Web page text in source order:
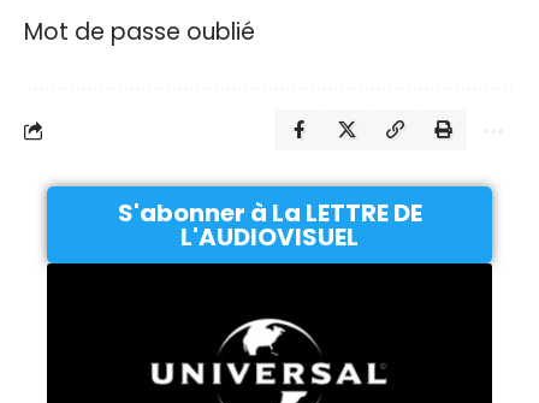
Mot de passe oublié
S'abonner à La LETTRE DE
L'AUDIOVISUEL